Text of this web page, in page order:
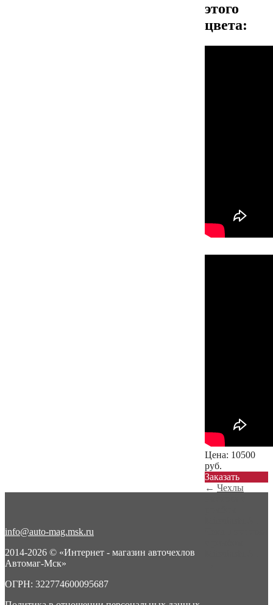
этого
цвета:
Цена: 10500
руб.
Заказать
← Чехлы
info@auto-mag.msk.ru
2014-2026 © «Интернет - магазин авточехлов
Автомаг-Мск»
ОГРН: 322774600095687